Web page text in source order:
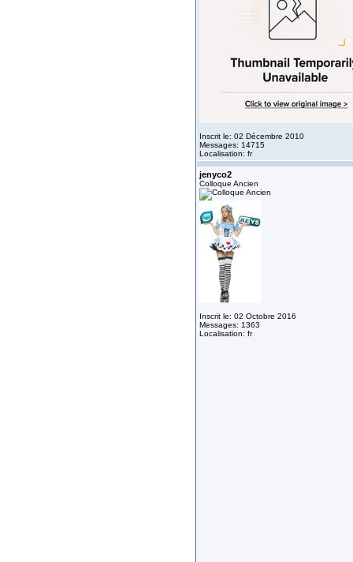
Inscrit le: 02 Décembre 2010
Messages: 14715
Localisation: fr
jenyco2
Colloque Ancien
Inscrit le: 02 Octobre 2016
Messages: 1363
Localisation: fr